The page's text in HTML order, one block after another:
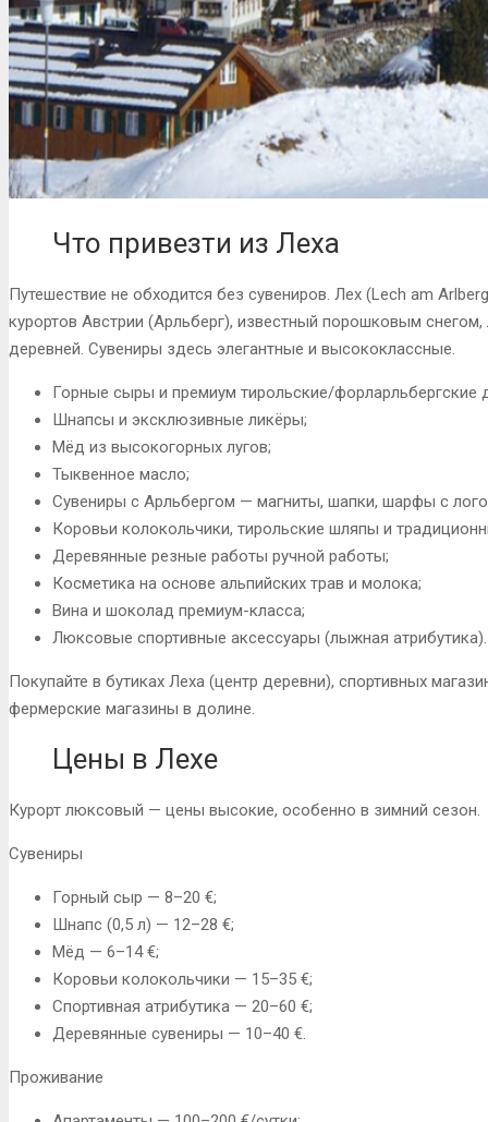
Что привезти из Леха
Путешествие не обходится без сувениров. Лех (Lech am
курортов Австрии (Арльберг), известный порошковым
деревней. Сувениры здесь элегантные и высококлассные.
Горные сыры и премиум тирольские/форларльбергские
Шнапсы и эксклюзивные ликёры;
Мёд из высокогорных лугов;
Тыквенное масло;
Сувениры с Арльбергом — магниты, шапки, шарфы с
Коровьи колокольчики, тирольские шляпы и
Деревянные резные работы ручной работы;
Косметика на основе альпийских трав и молока;
Вина и шоколад премиум-класса;
Люксовые спортивные аксессуары (лыжная атрибутика).
Покупайте в бутиках Леха (центр деревни), спортивных
фермерские магазины в долине.
Цены в Лехе
Курорт люксовый — цены высокие, особенно в зимний сезон.
Сувениры
Горный сыр — 8–20 €;
Шнапс (0,5 л) — 12–28 €;
Мёд — 6–14 €;
Коровьи колокольчики — 15–35 €;
Спортивная атрибутика — 20–60 €;
Деревянные сувениры — 10–40 €.
Проживание